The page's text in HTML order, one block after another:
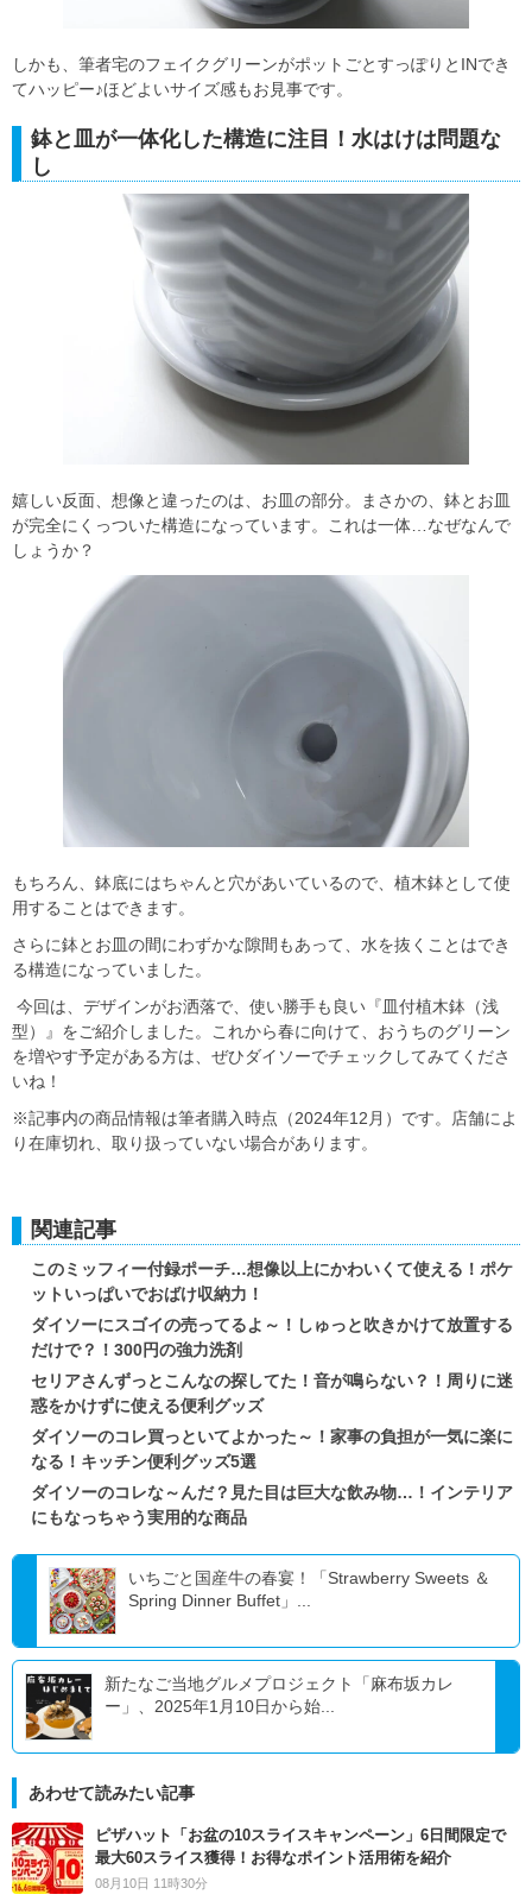
しかも、筆者宅のフェイクグリーンがポットごとすっぽりとINでき
てハッピー♪ほどよいサイズ感もお見事です。
鉢と皿が一体化した構造に注目！水はけは問題な
し
嬉しい反面、想像と違ったのは、お皿の部分。まさかの、鉢とお皿
が完全にくっついた構造になっています。これは一体…なぜなんで
しょうか？
もちろん、鉢底にはちゃんと穴があいているので、植木鉢として使
用することはできます。
さらに鉢とお皿の間にわずかな隙間もあって、水を抜くことはでき
る構造になっていました。
今回は、デザインがお洒落で、使い勝手も良い『皿付植木鉢（浅
型）』をご紹介しました。これから春に向けて、おうちのグリーン
を増やす予定がある方は、ぜひダイソーでチェックしてみてくださ
いね！
※記事内の商品情報は筆者購入時点（2024年12月）です。店舗によ
り在庫切れ、取り扱っていない場合があります。
関連記事
このミッフィー付録ポーチ…想像以上にかわいくて使える！ポケ
ットいっぱいでおばけ収納力！
ダイソーにスゴイの売ってるよ～！しゅっと吹きかけて放置する
だけで？！300円の強力洗剤
セリアさんずっとこんなの探してた！音が鳴らない？！周りに迷
惑をかけずに使える便利グッズ
ダイソーのコレ買っといてよかった～！家事の負担が一気に楽に
なる！キッチン便利グッズ5選
ダイソーのコレな～んだ？見た目は巨大な飲み物…！インテリア
にもなっちゃう実用的な商品
いちごと国産牛の春宴！「Strawberry Sweets ＆
Spring Dinner Buffet」...
新たなご当地グルメプロジェクト「麻布坂カレ
ー」、2025年1月10日から始...
あわせて読みたい記事
ピザハット「お盆の10スライスキャンペーン」6日間限定で
最大60スライス獲得！お得なポイント活用術を紹介
08月10日 11時30分